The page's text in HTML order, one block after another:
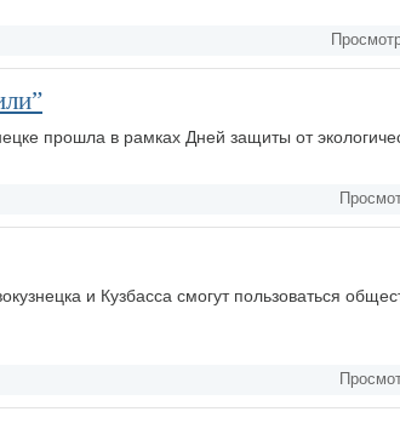
прошла в рамках Дней защиты от
и Кузбасса смогут пользоваться